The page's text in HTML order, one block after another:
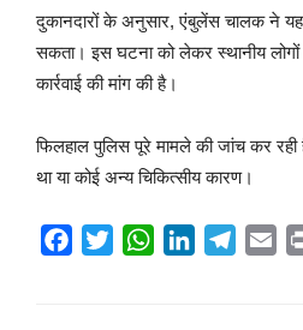
दुकानदारों के अनुसार, एंबुलेंस चालक ने
सकता। इस घटना को लेकर स्थानीय लोगों
कार्रवाई की मांग की है।
फिलहाल पुलिस पूरे मामले की जांच कर रही
था या कोई अन्य चिकित्सीय कारण।
Facebook
TwitterWhatsAppLinkedIn